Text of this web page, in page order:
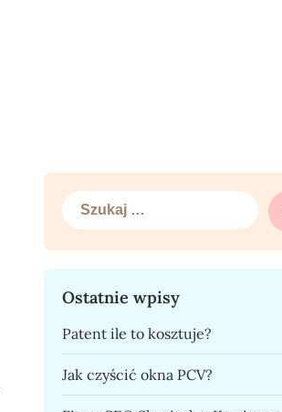
Szukaj:
Ostatnie wpisy
Patent ile to kosztuje?
Jak czyścić okna PCV?